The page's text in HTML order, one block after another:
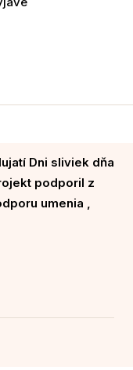
Dni sliviek dňa
podporil z
umenia ,